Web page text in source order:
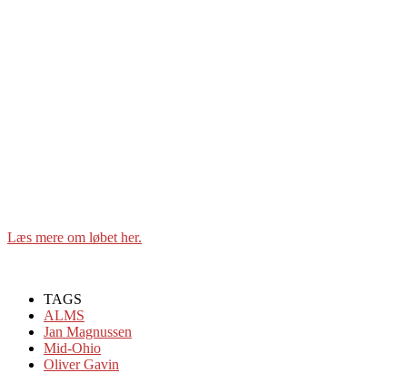
Læs mere om løbet her.
TAGS
ALMS
Jan Magnussen
Mid-Ohio
Oliver Gavin